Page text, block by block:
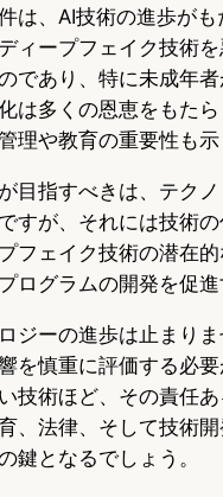
は、AI技術の進歩が
ィープフェイク技術
であり、特に未成年
は多くの恩恵をもた
理や教育の重要性も示
目指すべきは、テク
すが、それには技術
フェイク技術の潜在
ログラムの開発を促進
ジーの進歩は止まり
を慎重に評価する必
技術ほど、その責任
、法律、そして技術
鍵となるでしょう。